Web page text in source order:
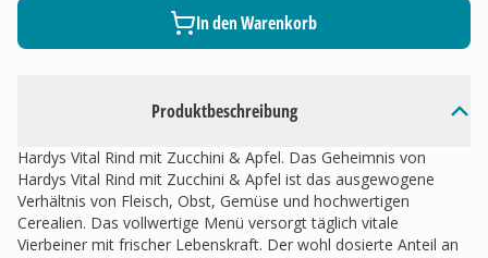
Produktbeschreibung
Hardys Vital Rind mit Zucchini & Apfel. Das Geheimnis von
Hardys Vital Rind mit Zucchini & Apfel ist das ausgewogene
Verhältnis von Fleisch, Obst, Gemüse und hochwertigen
Cerealien. Das vollwertige Menü versorgt täglich vitale
Vierbeiner mit frischer Lebenskraft. Der wohl dosierte Anteil an
In den Warenkorb